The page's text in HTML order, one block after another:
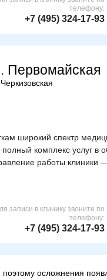
телефону:
+7 (495) 324-17-93
Первомайская
Черкизовская
широкий спектр
комплекс услуг в
работы клиники
записи в клинику звоните по
телефону:
+7 (495) 324-17-93
осложнения